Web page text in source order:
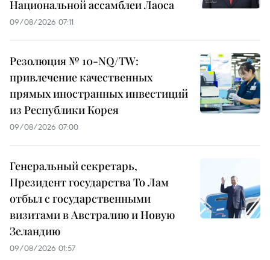
Национальной ассамблеи Лаоса
09/08/2026 07:11
Резолюция № 10-NQ/TW:
привлечение качественных
прямых иностранных инвестиций
из Республики Корея
09/08/2026 07:00
Генеральный секретарь,
Президент государства То Лам
отбыл с государственными
визитами в Австралию и Новую
Зеландию
09/08/2026 01:57